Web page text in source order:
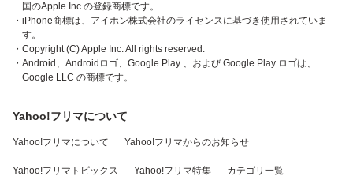
国のApple Inc.の登録商標です。
・iPhone商標は、アイホン株式会社のライセンスに基づき使用されていま
す。
・Copyright (C) Apple Inc. All rights reserved.
・Android、Androidロゴ、Google Play 、および Google Play ロゴは、
Google LLC の商標です。
Yahoo!フリマについて
Yahoo!フリマについて Yahoo!フリマからのお知らせ
Yahoo!フリマトピックス Yahoo!フリマ特集 カテゴリ一覧